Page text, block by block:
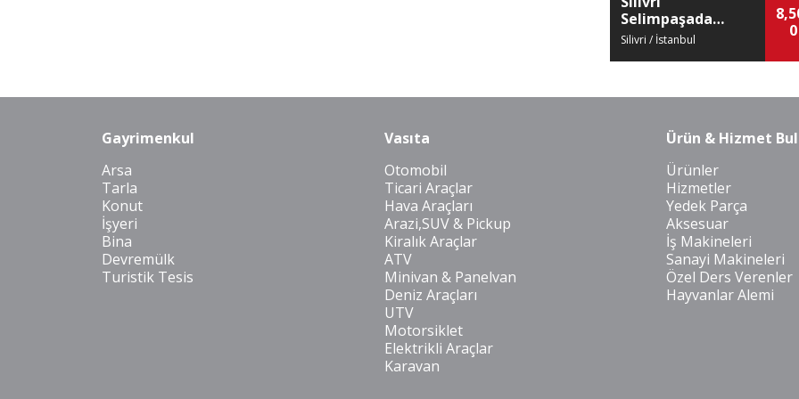
Selimpaşada
Satılık Arsa
Silivri / İstanbul
Gayrimenkul
Arsa
Tarla
Konut
İşyeri
Bina
Devremülk
Turistik Tesis
Vasıta
Otomobil
Ticari Araçlar
Hava Araçları
Arazi,SUV & Pickup
Kiralık Araçlar
ATV
Minivan & Panelvan
Deniz Araçları
UTV
Motorsiklet
Elektrikli Araçlar
Karavan
Ürün & Hizmet Bul
Ürünler
Hizmetler
Yedek Parça
Aksesuar
İş Makineleri
Sanayi Makineleri
Özel Ders Verenler
Hayvanlar Alemi